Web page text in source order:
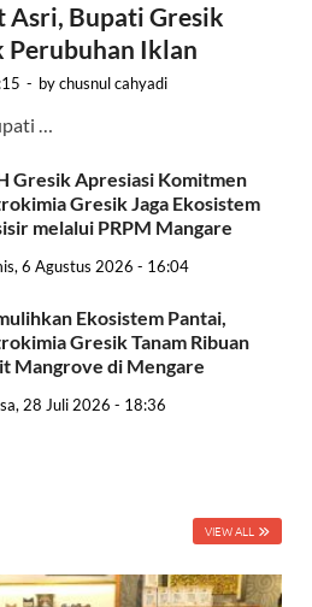
Asri, Bupati Gresik
Perubuhan Iklan
- bychusnul cahyadi
…
Gresik Apresiasi Komitmen
Gresik Jaga Ekosistem
melalui PRPM Mangare
6 Agustus 2026 - 16:04
Ekosistem Pantai,
Gresik Tanam Ribuan
Mangrove di Mengare
28 Juli 2026 - 18:36
VIEW ALL